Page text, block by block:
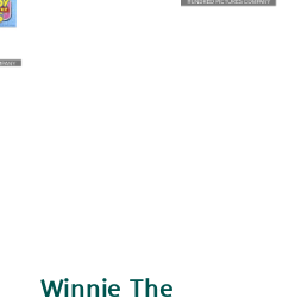
Winnie The